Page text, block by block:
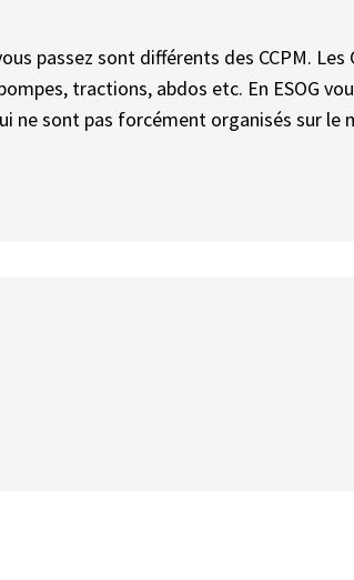
passez sont différents des CCPM. Les
tractions, abdos etc. En ESOG
ne sont pas forcément organisés sur